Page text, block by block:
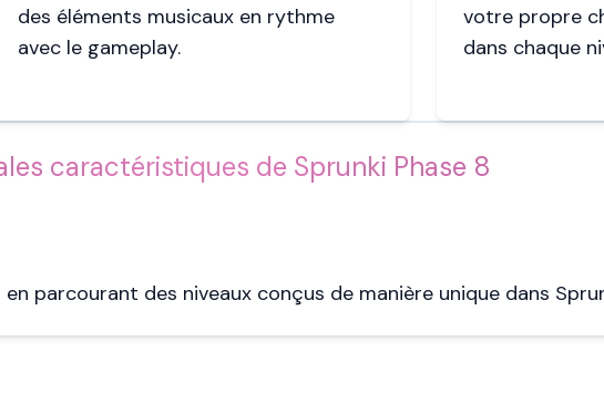
des éléments musicaux en rythme
avec le gameplay.
votre propre
dans chaque
caractéristiques de Sprunki Phase 8
parcourant des niveaux conçus de manière unique dans